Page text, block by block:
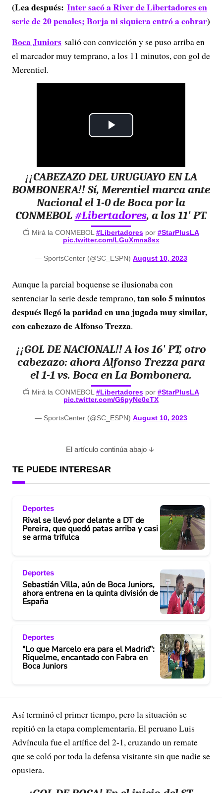
(Lea después: Inter sacó a River de Libertadores en
serie de 20 penales; Borja ni siquiera entró a cobrar)
Boca Juniors salió con convicción y se puso arriba en
el marcador muy temprano, a los 11 minutos, con gol de
Merentiel.
P
a
y
V
i
e
o
¡¡CABEZAZO DEL URUGUAYO EN LA
BOMBONERA!! Sí, Merentiel marca ante
Nacional el 1-0 de Boca por la
CONMEBOL#Libertadores, a los 11' PT.
📺 Mirá la CONMEBOL #Libertadores por #StarPlusLA
pic.twitter.com/LGuXmna8sx
— SportsCenter (@SC_ESPN) August 10, 2023
Aunque la parcial boquense se ilusionaba con
sentenciar la serie desde temprano,tan solo 5 minutos
después llegó la paridad en una jugada muy similar,
con cabezazo de Alfonso Trezza.
¡¡GOL DE NACIONAL!! A los 16' PT, otro
cabezazo: ahora Alfonso Trezza para
el 1-1 vs. Boca en La Bombonera.
📺 Mirá la CONMEBOL #Libertadores por #StarPlusLA
pic.twitter.com/G6pyNe0eTX
— SportsCenter (@SC_ESPN) August 10, 2023
El artículo continúa abajo
TE PUEDE INTERESAR
Deportes
Rival se llevó por delante a DT de
Pereira, que quedó patas arriba y casi
se arma trifulca
Deportes
Sebastián Villa, aún de Boca Juniors,
ahora entrena en la quinta división de
España
Deportes
"Lo que Marcelo era para el Madrid":
Riquelme, encantado con Fabra en
Boca Juniors
Así terminó el primer tiempo, pero la situación se
repitió en la etapa complementaria. El peruano Luis
Advíncula fue el artífice del 2-1, cruzando un remate
que se coló por toda la defensa visitante sin que nadie se
opusiera.